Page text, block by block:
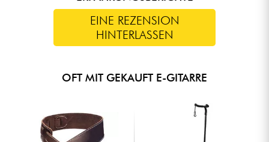
EINE REZENSION
HINTERLASSEN
OFT MIT GEKAUFT E-GITARRE